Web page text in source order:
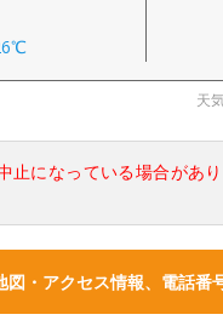
天
止になっている場合があ
図・アクセス情報、電話番